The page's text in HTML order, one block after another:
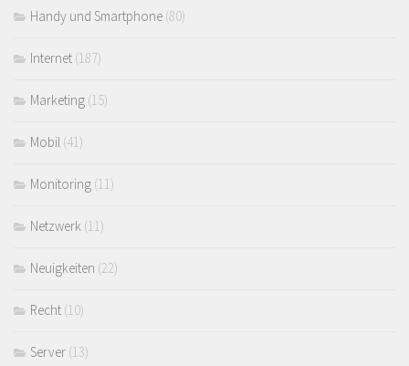
Handy und Smartphone (80)
Internet (187)
Marketing (15)
Mobil (41)
Monitoring (11)
Netzwerk (11)
Neuigkeiten (22)
Recht (10)
Server (13)